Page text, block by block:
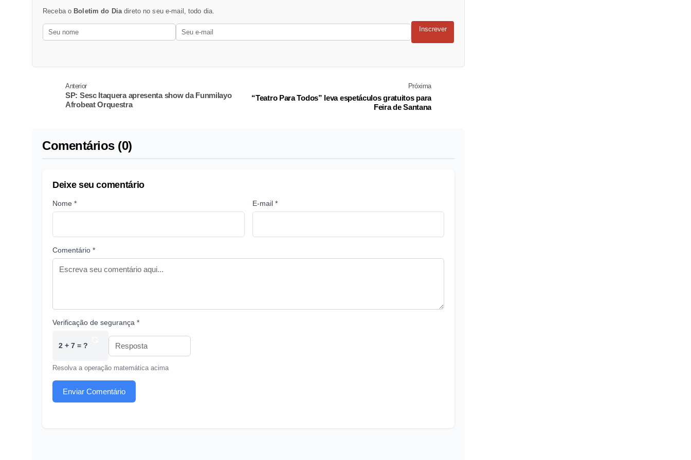
Receba o Boletim do Diadireto no seu e-mail, todo dia.
Inscrever
Anterior
SP: Sesc Itaquera apresenta show da Funmilayo
Afrobeat Orquestra
Próxima
“Teatro Para Todos” leva espetáculos gratuitos para
Feira de Santana
Comentários (0)
Deixe seu comentário
Nome * E-mail *
Comentário *
Verificação de segurança *
2 + 7 = ?
Resolva a operação matemática acima
Enviar Comentário